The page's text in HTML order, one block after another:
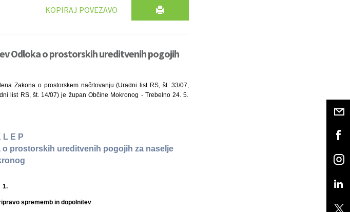
KOPIRAJ POVEZAVO
Odloka o prostorskih ureditvenih pogojih
Zakona o prostorskem načrtovanju (Uradni list RS, št. 33/07,
list RS, št. 14/07) je župan Občine Mokronog - Trebelno 24. 5.
L E P
prostorskih ureditvenih pogojih za naselje
1.
sprememb in dopolnitev